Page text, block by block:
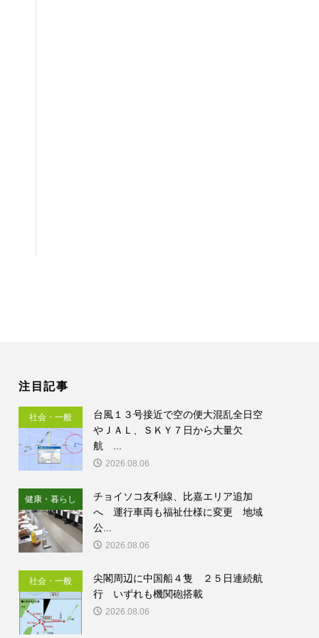
注目記事
社会・一般
台風１３号接近で空の便大混乱全日空
やＪＡＬ、ＳＫＹ７日から大量欠
航 ...
2026.08.06
健康・暮らし
チョイソコ友利線、比嘉エリア追加
へ 運行車両も福祉仕様に変更 地域
公...
2026.08.06
社会・一般
尖閣周辺に中国船４隻 ２５日連続航
行 いずれも機関砲搭載
2026.08.06